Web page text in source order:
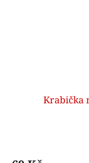
Krabička